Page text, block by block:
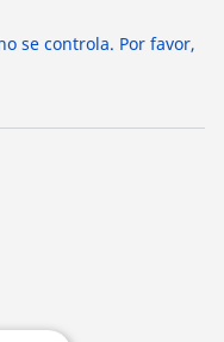
se controla. Por favor,